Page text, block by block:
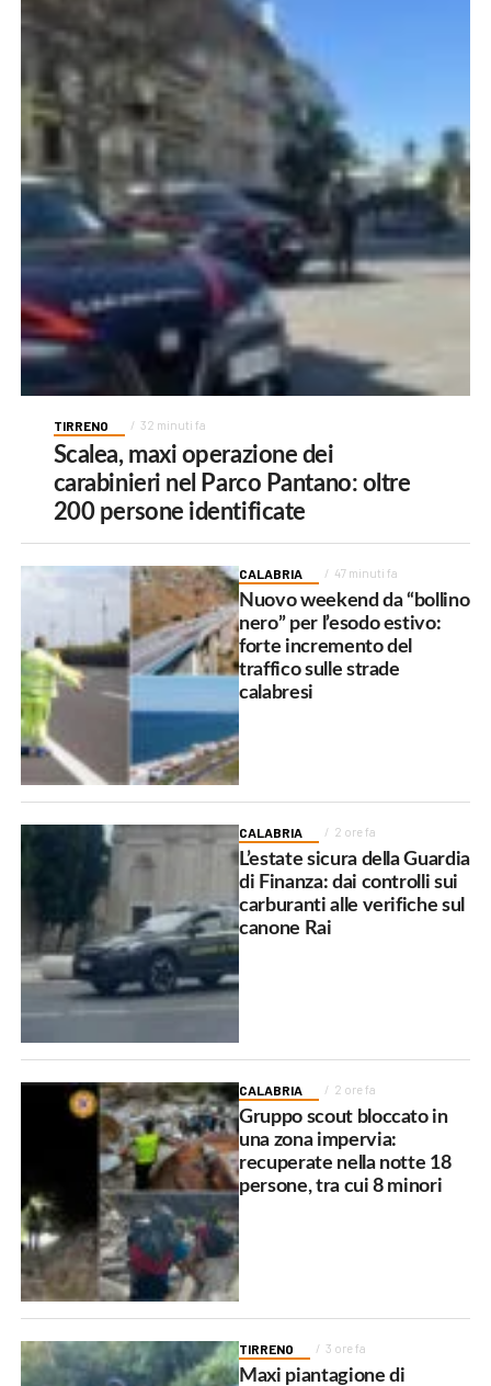
TIRRENO 32 minuti fa
Scalea, maxi operazione dei
carabinieri nel Parco Pantano: oltre
200 persone identificate
CALABRIA 47 minuti fa
Nuovo weekend da “bollino
nero” per l’esodo estivo:
forte incremento del
traffico sulle strade
calabresi
CALABRIA 2 ore fa
L’estate sicura della Guardia
di Finanza: dai controlli sui
carburanti alle verifiche sul
canone Rai
CALABRIA 2 ore fa
Gruppo scout bloccato in
una zona impervia:
recuperate nella notte 18
persone, tra cui 8 minori
TIRRENO 3 ore fa
Maxi piantagione di